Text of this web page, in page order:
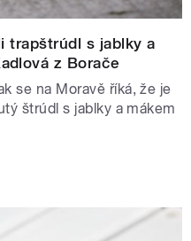
trapštrúdl s jablky a
z Borače
se na Moravě říká, že je
štrúdl s jablky a mákem